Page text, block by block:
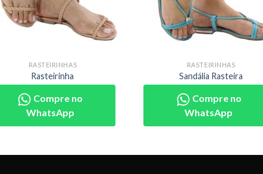
RASTEIRINHAS
Rasteirinha
Compre no
WhatsApp
RASTEIRINHAS
Sandália Rasteira
Compre no
WhatsApp